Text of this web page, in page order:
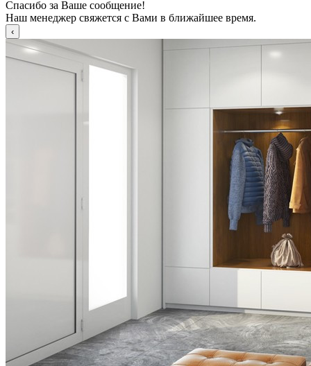
Спасибо за Ваше сообщение!
Наш менеджер свяжется с Вами в ближайшее время.